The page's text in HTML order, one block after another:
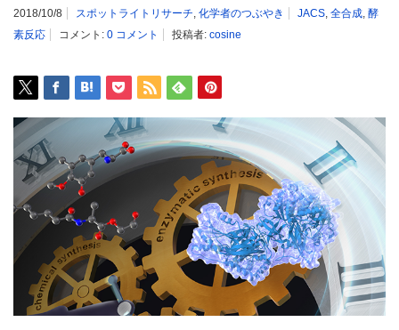
2018/10/8 スポットライトリサーチ, 化学者のつぶやき JACS, 全合成, 酵
素反応
コメント: 0 コメント 投稿者: cosine